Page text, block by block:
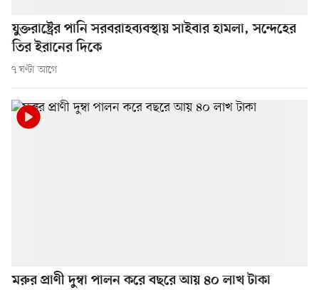
যুক্তরাষ্ট্রের পানি সরবরাহব্যবস্থায় সাইবার হামলা, সন্দেহের
তির ইরানের দিকে
৭ ঘণ্টা আগে
মরুর প্রাণী দুম্বা পালন করে বছরে আয় ৪০ লাখ টাকা